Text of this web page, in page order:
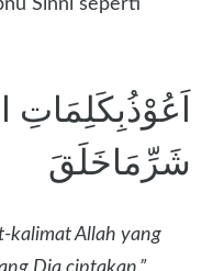
Sinni seperti
اَعُوْذُبِكَلِمَاتِ
شَرِّمَاخَلَقَ
kalimat Allah yang